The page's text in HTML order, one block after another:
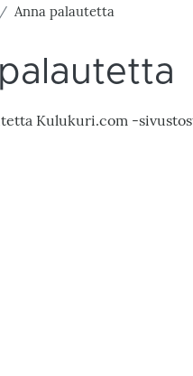
Anna palautetta
Kulukuri.com -